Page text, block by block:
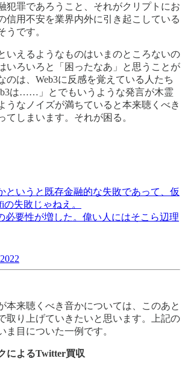
犯罪であろうこと、それがクリプトにお
信用不安を業界内外に引き起こしている
うです。
いえるようなものはいまのところないの
いろいろと「困ったなあ」と思うことが
のは、Web3に反感を覚えている人たち
は……」とでもいうような発言が木霊
うなノイズが満ちていると本来聴くべき
てしまいます。それが困る。
というと既存金融的な失敗であって、仮
失敗じゃねえ。
必要性が増した。偉い人にはそこら辺理
本来聴くべき音かについては、このあと
取り上げていきたいと思います。上記の
ま目についた一例です。
によるTwitter買収